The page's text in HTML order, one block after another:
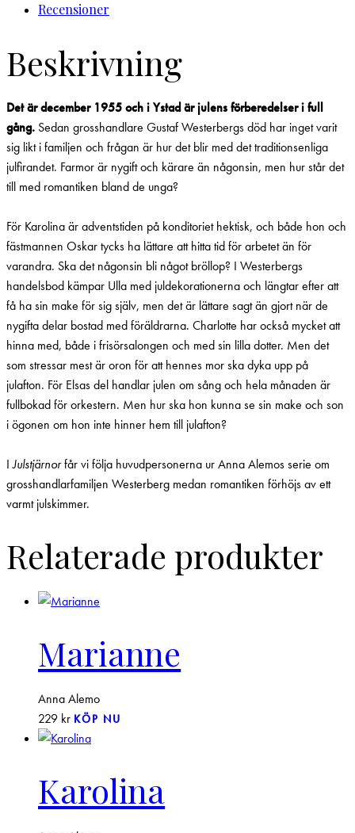
Recensioner
Beskrivning
Det är december 1955 och i Ystad är julens förberedelser i full
gång. Sedan grosshandlare Gustaf Westerbergs död har inget varit
sig likt i familjen och frågan är hur det blir med det traditionsenliga
julfirandet. Farmor är nygift och kärare än någonsin, men hur står det
till med romantiken bland de unga?
För Karolina är adventstiden på konditoriet hektisk, och både hon och
fästmannen Oskar tycks ha lättare att hitta tid för arbetet än för
varandra. Ska det någonsin bli något bröllop? I Westerbergs
handelsbod kämpar Ulla med juldekorationerna och längtar efter att
få ha sin make för sig själv, men det är lättare sagt än gjort när de
nygifta delar bostad med föräldrarna. Charlotte har också mycket att
hinna med, både i frisörsalongen och med sin lilla dotter. Men det
som stressar mest är oron för att hennes mor ska dyka upp på
julafton. För Elsas del handlar julen om sång och hela månaden är
fullbokad för orkestern. Men hur ska hon kunna se sin make och son
i ögonen om hon inte hinner hem till julafton?
IJulstjärnorfår vi följa huvudpersonerna ur Anna Alemos serie om
grosshandlarfamiljen Westerberg medan romantiken förhöjs av ett
varmt julskimmer.
Relaterade produkter
Marianne
Anna Alemo
229 kr KÖP NU
Karolina